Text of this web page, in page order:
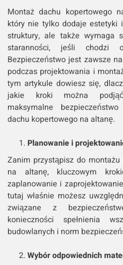
Montaż dachu kopertowego
który nie tylko dodaje estetyki
struktury, ale także wymaga
staranności, jeśli chodzi o
Bezpieczeństwo jest zawsze
podczas projektowania i
tym artykule dowiesz się,
jakie kroki można
maksymalne
dachu kopertowego na altanę.
Planowanie i
Zanim przystąpisz do
na altanę, kluczowym
zaplanowanie i
tutaj właśnie możesz
związane z
konieczności spełnienia
budowlanych i norm
Wybór odpowiednich